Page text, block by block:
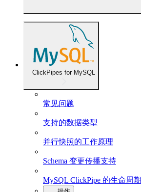
ClickPipes for MySQL
常见问题
支持的数据类型
并行快照的工作原理
Schema 变更传播支持
MySQL ClickPipe 的生命周期